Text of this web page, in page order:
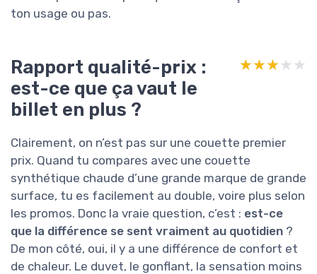
ton usage ou pas.
Rapport qualité-prix :
est-ce que ça vaut le
billet en plus ?
★★★★★
★★★★★
Clairement, on n’est pas sur une couette premier
prix. Quand tu compares avec une couette
synthétique chaude d’une grande marque de grande
surface, tu es facilement au double, voire plus selon
les promos. Donc la vraie question, c’est : est-ce
que la différence se sent vraiment au quotidien ?
De mon côté, oui, il y a une différence de confort et
de chaleur. Le duvet, le gonflant, la sensation moins